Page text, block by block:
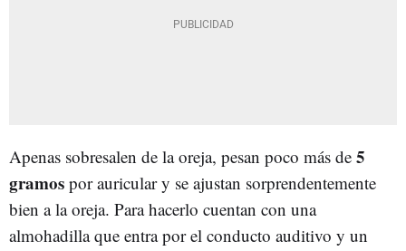
Apenas sobresalen de la oreja, pesan poco más de 5
gramos por auricular y se ajustan sorprendentemente
bien a la oreja. Para hacerlo cuentan con una
almohadilla que entra por el conducto auditivo y un